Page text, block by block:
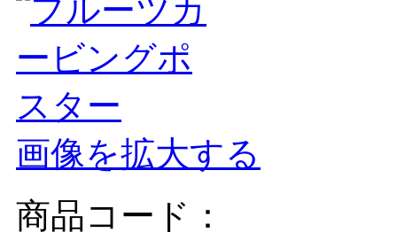
画像を拡大する
商品コード：